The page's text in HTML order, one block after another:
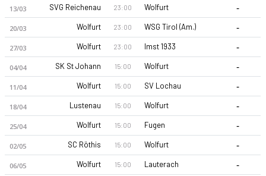
FC Wolfurt 26-27 sezonu | Bölgesel Lig, Batı'de 7. sırada,
13/03 SVG Reichenau 23:00 Wolfurt -
20/03 Wolfurt 23:00 WSG Tirol (Am.) -
27/03 Wolfurt 23:00 Imst 1933 -
04/04 SK St Johann 15:00 Wolfurt -
11/04 Wolfurt 15:00 SV Lochau -
18/04 Lustenau 15:00 Wolfurt -
25/04 Wolfurt 15:00 Fugen -
02/05 SC Röthis 15:00 Wolfurt -
06/05 Wolfurt 15:00 Lauterach -